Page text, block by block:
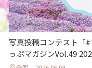
写真投稿コンテスト「
っぷマガジンVol.49